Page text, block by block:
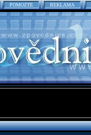
POMOZTE REKLAMA